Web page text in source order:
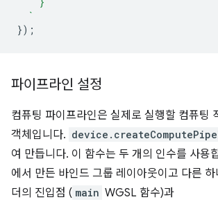
  `
});
파이프라인 설정
컴퓨팅 파이프라인은 실제로 실행할 컴퓨팅
객체입니다.
여 만듭니다. 이 함수는 두 개의 인수를 사용
에서 만든 바인드 그룹 레이아웃이고 다른 하
더의 진입점 ( main WGSL 함수)과